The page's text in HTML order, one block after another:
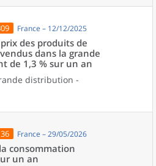
France – 12/12/2025
des produits de
dans la grande
de 1,3 % sur un an
distribution -
France – 29/05/2026
consommation
un an